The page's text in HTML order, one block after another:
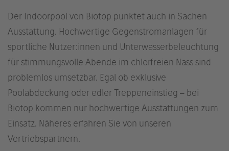
Der Indoorpool von Biotop punktet auch in Sachen
Ausstattung. Hochwertige Gegenstromanlagen für
sportliche Nutzer:innen und Unterwasserbeleuchtung
für stimmungsvolle Abende im chlorfreien Nass sind
problemlos umsetzbar. Egal ob exklusive
Poolabdeckung oder edler Treppeneinstieg – bei
Biotop kommen nur hochwertige Ausstattungen zum
Einsatz. Näheres erfahren Sie von unseren
Vertriebspartnern.